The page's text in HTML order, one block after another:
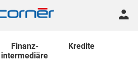
Finanz-
intermediäre
Kredite